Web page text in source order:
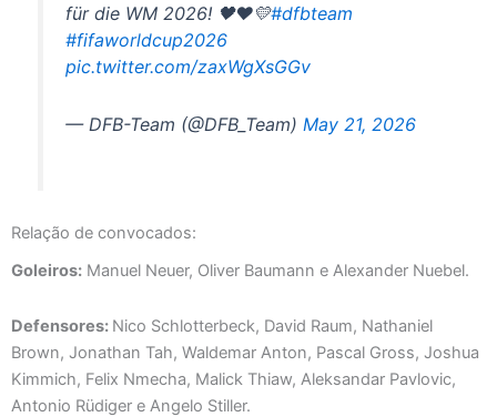
für die WM 2026! 🖤❤️💛#dfbteam
#fifaworldcup2026
pic.twitter.com/zaxWgXsGGv
— DFB-Team (@DFB_Team)May 21, 2026
Relação de convocados:
Goleiros: Manuel Neuer, Oliver Baumann e Alexander Nuebel.
Defensores: Nico Schlotterbeck, David Raum, Nathaniel
Brown, Jonathan Tah, Waldemar Anton, Pascal Gross, Joshua
Kimmich, Felix Nmecha, Malick Thiaw, Aleksandar Pavlovic,
Antonio Rüdiger e Angelo Stiller.